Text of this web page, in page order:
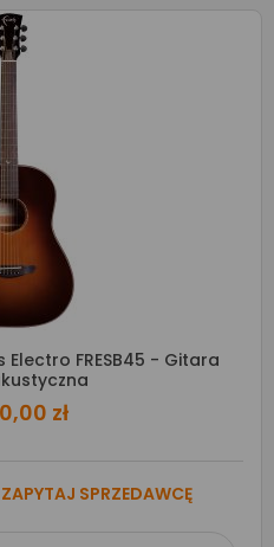
FRESB45 - Gitara
zł
SPRZEDAWCĘ